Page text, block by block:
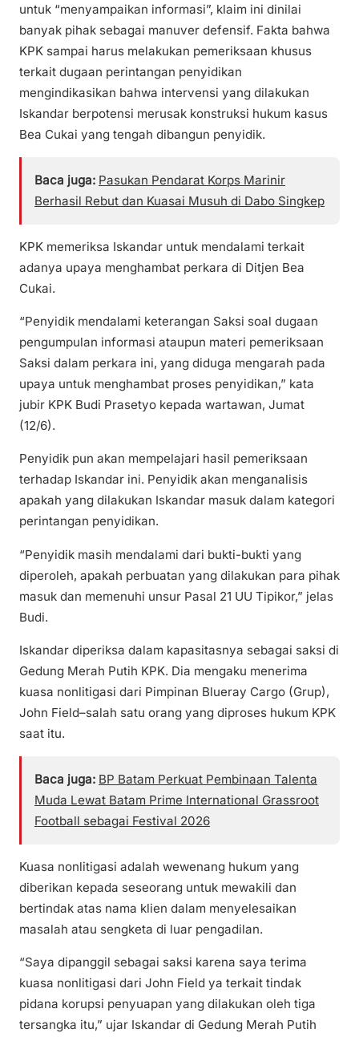
untuk “menyampaikan informasi”, klaim ini dinilai
banyak pihak sebagai manuver defensif. Fakta bahwa
KPK sampai harus melakukan pemeriksaan khusus
terkait dugaan perintangan penyidikan
mengindikasikan bahwa intervensi yang dilakukan
Iskandar berpotensi merusak konstruksi hukum kasus
Bea Cukai yang tengah dibangun penyidik.
Baca juga: Pasukan Pendarat Korps Marinir
Berhasil Rebut dan Kuasai Musuh di Dabo Singkep
KPK memeriksa Iskandar untuk mendalami terkait
adanya upaya menghambat perkara di Ditjen Bea
Cukai.
“Penyidik mendalami keterangan Saksi soal dugaan
pengumpulan informasi ataupun materi pemeriksaan
Saksi dalam perkara ini, yang diduga mengarah pada
upaya untuk menghambat proses penyidikan,” kata
jubir KPK Budi Prasetyo kepada wartawan, Jumat
(12/6).
Penyidik pun akan mempelajari hasil pemeriksaan
terhadap Iskandar ini. Penyidik akan menganalisis
apakah yang dilakukan Iskandar masuk dalam kategori
perintangan penyidikan.
“Penyidik masih mendalami dari bukti-bukti yang
diperoleh, apakah perbuatan yang dilakukan para pihak
masuk dan memenuhi unsur Pasal 21 UU Tipikor,” jelas
Budi.
Iskandar diperiksa dalam kapasitasnya sebagai saksi di
Gedung Merah Putih KPK. Dia mengaku menerima
kuasa nonlitigasi dari Pimpinan Blueray Cargo (Grup),
John Field–salah satu orang yang diproses hukum KPK
saat itu.
Baca juga: BP Batam Perkuat Pembinaan Talenta
Muda Lewat Batam Prime International Grassroot
Football sebagai Festival 2026
Kuasa nonlitigasi adalah wewenang hukum yang
diberikan kepada seseorang untuk mewakili dan
bertindak atas nama klien dalam menyelesaikan
masalah atau sengketa di luar pengadilan.
“Saya dipanggil sebagai saksi karena saya terima
kuasa nonlitigasi dari John Field ya terkait tindak
pidana korupsi penyuapan yang dilakukan oleh tiga
tersangka itu,” ujar Iskandar di Gedung Merah Putih